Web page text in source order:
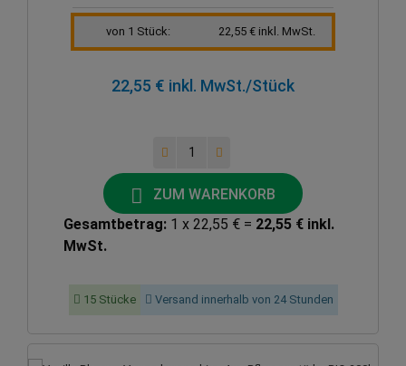
von 1 Stück: 22,55 € inkl. MwSt.
22,55 € inkl. MwSt./Stück
ZUM WARENKORB
Gesamtbetrag: 1 x 22,55 € = 22,55 € inkl.
MwSt.
15 Stücke Versand innerhalb von 24 Stunden